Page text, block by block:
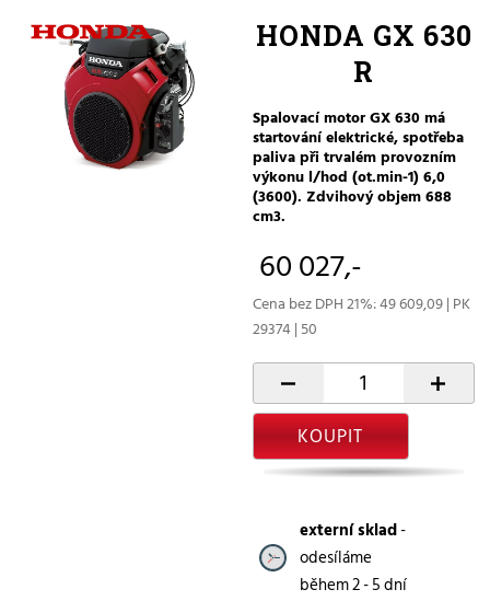
HONDA GX 630
R
Spalovací motor GX 630 má
startování elektrické, spotřeba
paliva při trvalém provozním
výkonu l/hod (ot.min-1) 6,0
(3600). Zdvihový objem 688
cm3.
60 027,-
Cena bez DPH 21%: 49 609,09 | PK
29374 | 50
- +
KOUPIT
externí sklad-
odesíláme
během 2 - 5 dní